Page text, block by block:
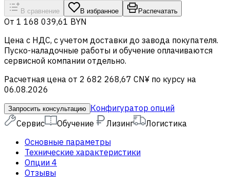
В сравнение В избранное Распечатать
От 1 168 039,61 BYN
Цена c НДС, с учетом доставки до завода покупателя.
Пуско-наладочные работы и обучение оплачиваются
сервисной компании отдельно.
Расчетная цена от 2 682 268,67 CN¥ по курсу на
06.08.2026
Запросить консультацию Конфигуратор опций
Сервис
Обучение Лизинг
Логистика
Основные параметры
Технические характеристики
Опции 4
Отзывы